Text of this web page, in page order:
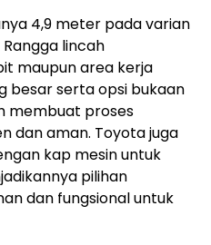
4,9 meter pada varian
lincah
maupun area kerja
besar serta opsi bukaan
membuat proses
dan aman. Toyota juga
kap mesin untuk
pilihan
dan fungsional untuk